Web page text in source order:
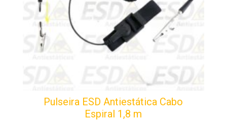
Pulseira ESD Antiestática Cabo
Espiral 1,8 m